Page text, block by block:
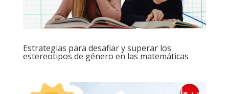
Estrategias para desafiar y superar los
estereotipos de género en las matemáticas